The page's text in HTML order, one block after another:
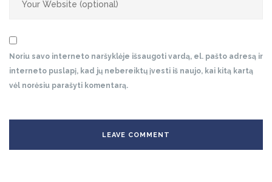
Noriu savo interneto naršyklėje išsaugoti vardą, el. pašto adresą ir
interneto puslapį, kad jų nebereiktų įvesti iš naujo, kai kitą kartą
vėl norėsiu parašyti komentarą.